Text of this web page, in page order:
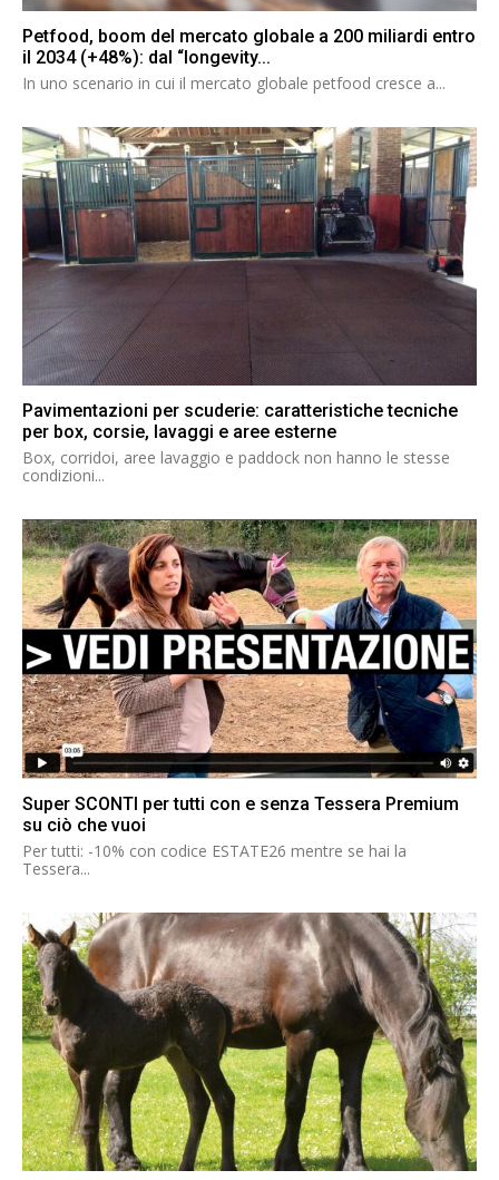
Petfood, boom del mercato globale a 200 miliardi entro
il 2034 (+48%): dal “longevity...
In uno scenario in cui il mercato globale petfood cresce a...
Pavimentazioni per scuderie: caratteristiche tecniche
per box, corsie, lavaggi e aree esterne
Box, corridoi, aree lavaggio e paddock non hanno le stesse
condizioni...
Super SCONTI per tutti con e senza Tessera Premium
su ciò che vuoi
Per tutti: -10% con codice ESTATE26 mentre se hai la
Tessera...